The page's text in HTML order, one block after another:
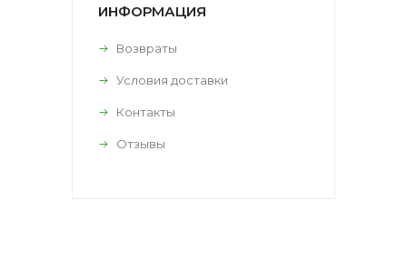
ИНФОРМАЦИЯ
Возвраты
Условия доставки
Контакты
Отзывы